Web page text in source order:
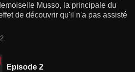
Musso, la principale du
de découvrir qu'il n'a pas assisté
Episode 2